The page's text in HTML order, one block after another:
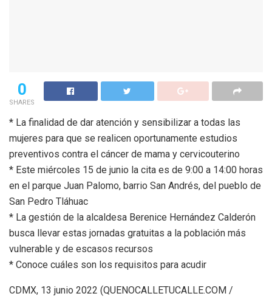
0
SHARES
* La finalidad de dar atención y sensibilizar a todas las
mujeres para que se realicen oportunamente estudios
preventivos contra el cáncer de mama y cervicouterino
* Este miércoles 15 de junio la cita es de 9:00 a 14:00 horas
en el parque Juan Palomo, barrio San Andrés, del pueblo de
San Pedro Tláhuac
* La gestión de la alcaldesa Berenice Hernández Calderón
busca llevar estas jornadas gratuitas a la población más
vulnerable y de escasos recursos
* Conoce cuáles son los requisitos para acudir
CDMX, 13 junio 2022 (QUENOCALLETUCALLE.COM /